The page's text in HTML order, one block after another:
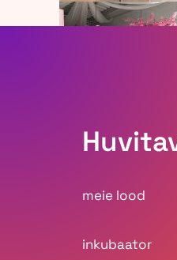
INKU - Digilahendus,
meie lood
inkubaator